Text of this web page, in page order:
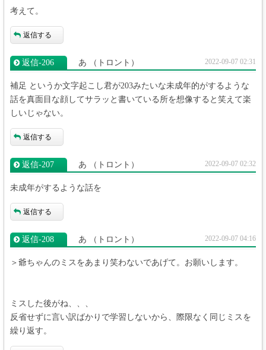
考えて。
返信する
返信‐206 あ （トロント） 2022-09-07 02:31
補足 というか文字起こし君が203みたいな未成年的がするような
話を真面目な顔してサラッと書いている所を想像すると笑えて楽
しいじゃない。
返信する
返信‐207 あ （トロント） 2022-09-07 02:32
未成年がするような話を
返信する
返信‐208 あ （トロント） 2022-09-07 04:16
＞爺ちゃんのミスをあまり笑わないであげて。お願いします。
ミスした後がね、、、
反省せずに言い訳ばかりで学習しないから、際限なく同じミスを
繰り返す。